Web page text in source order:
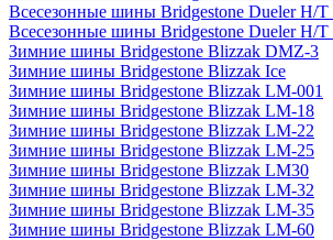
Всесезонные шины Bridgestone Dueler H/T
Всесезонные шины Bridgestone Dueler H/T
Зимние шины Bridgestone Blizzak DMZ-3
Зимние шины Bridgestone Blizzak Ice
Зимние шины Bridgestone Blizzak LM-001
Зимние шины Bridgestone Blizzak LM-18
Зимние шины Bridgestone Blizzak LM-22
Зимние шины Bridgestone Blizzak LM-25
Зимние шины Bridgestone Blizzak LM30
Зимние шины Bridgestone Blizzak LM-32
Зимние шины Bridgestone Blizzak LM-35
Зимние шины Bridgestone Blizzak LM-60